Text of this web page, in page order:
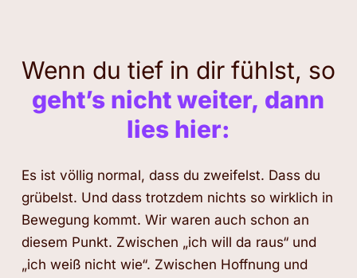
Wenn du tief in dir fühlst, so
geht’s nicht weiter, dann
lies hier:
Es ist völlig normal, dass du zweifelst. Dass du
grübelst. Und dass trotzdem nichts so wirklich in
Bewegung kommt. Wir waren auch schon an
diesem Punkt. Zwischen „ich will da raus“ und
„ich weiß nicht wie“. Zwischen Hoffnung und